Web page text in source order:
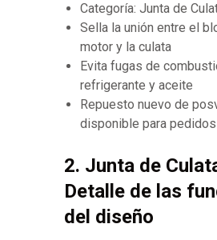
Categoría: Junta de
Sella la unión entre el
motor y la culata
Evita fugas de
refrigerante y aceite
Repuesto nuevo de
disponible para
2. Junta de
Detalle de las
del diseño